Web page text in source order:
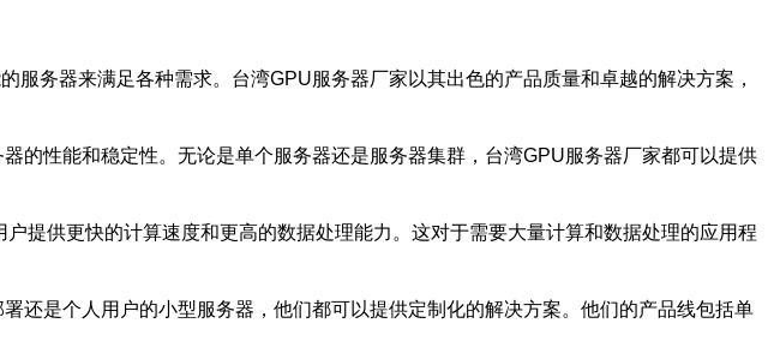
务器来满足各种需求。台湾GPU服务器厂家以其出色的产品质量和卓越的解决方案，
的性能和稳定性。无论是单个服务器还是服务器集群，台湾GPU服务器厂家都可以提供
提供更快的计算速度和更高的数据处理能力。这对于需要大量计算和数据处理的应用程
还是个人用户的小型服务器，他们都可以提供定制化的解决方案。他们的产品线包括单